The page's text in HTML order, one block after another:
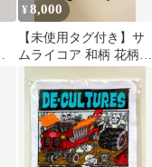
¥8,000
【未使用タグ付き】サ
ムライコア 和柄 花柄
織り